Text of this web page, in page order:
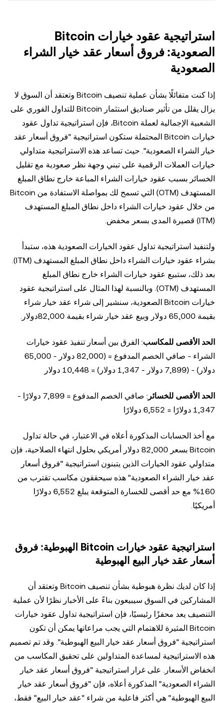
استراتيجية عقود خيارات Bitcoin
الصعودية: فروق أسعار عقد خيار الشراء
الصعودية
إذا كنت متفائلًا بشأن عملية تنصيف Bitcoin وتعتقد أن السوق لا
يزال يقلل من تأثير صناديق استثمار Bitcoin للتداول الفوري على
الشعبية الإجمالية لعملة Bitcoin، فإن استراتيجية تداول عقود
خيارات Bitcoin المحتملة ستكون استراتيجية "فروق أسعار عقد
خيار الشراء الصعودية". حيث تساعد هذه الاستراتيجية متداولي
خيارات العملات الرقمية على تبني وجهة نظر صعودية مع تقليل
الخسائر بسبب عقود خيارات الشراء المباعة خارج نطاق المبلغ
المستهدف (OTM) التي تسمح لك بمواصلة الاستفادة من Bitcoin
من خلال عقود خيارات الشراء داخل نطاق المبلغ المستهدف
(ITM) قصيرة المدى بسعر مخفض.
ولتنفيذ استراتيجية تداول عقود الخيارات الصعودية هذه، ستبدأ
بشراء عقود خيارات الشراء داخل نطاق المبلغ المستهدف (ITM).
بعد ذلك، ستبيع عقود خيارات الشراء خارج نطاق المبلغ
المستهدف (OTM). وبالنسبة لهذا المثال على استراتيجية عقود
خيارات Bitcoin الصعودية، سنشير إلى شراء عقد خيار شراء
بقيمة 65,000 دولار وبيع عقد خيار شراء بقيمة 82,000دولار.
الحد الأقصى للمكاسب: الفرق بين أسعار تنفيذ عقود خيارات
الشراء - صافي الخصم المدفوع = (82,000 دولار - 65,000
دولار) - (7,899 دولار - 1,347 دولار) = 10,448 دولار
الحد الأقصى للخسائر
: صافي الخصم المدفوع = 7,899 دولارًا -
1,347 دولارًا = 6,552 دولارًا
مع أخذ الحسابات المذكورة أعلاه في الاعتبار، في حالة تداول
Bitcoin بسعر 82,000 دولار أمريكي بحلول انتهاء الصلاحية، فإن
متداولي عقود الخيارات الذين يتبنون استراتيجية "فروق أسعار
عقد خيار الشراء الصعودية" هذه سيحققون مكاسب تقترب من
160% مع حد أقصى للخسارة المتوقعة يبلغ 6,552 دولارًا
أمريكيًا.
استراتيجية عقود خيارات Bitcoin الهبوطية: فروق
أسعار عقد خيار البيع الهبوطية
إذا كان لديك نظرة هبوطية بشأن تنصيف Bitcoin وتعتقد أن
المشاركين في السوق سيبيعون بناءً على الأخبار نظرًا لأن عملية
التنصيف يعد محفزًا رئيسيًا، فإن استراتيجية تداول عقود خيارات
Bitcoin المثيرة للاهتمام التي يجب مراعاتها يمكن أن تكون
استراتيجية "فروق أسعار عقد خيار البيع الهبوطية". وقد تم تصميم
هذه الاستراتيجية لمساعدة المتداولين على تحقيق المكاسب من
انخفاض الأسعار. على غرار استراتيجية "فروق أسعار عقد خيار
الشراء الصعودية" المذكورة أعلاه، فإن "فروق أسعار عقد خيار
البيع الهبوطية" هي أكثر فاعلية من شراء "عقد خيار البيع" فقط،